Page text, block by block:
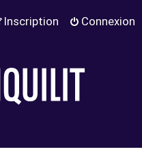
Connexion
Inscription